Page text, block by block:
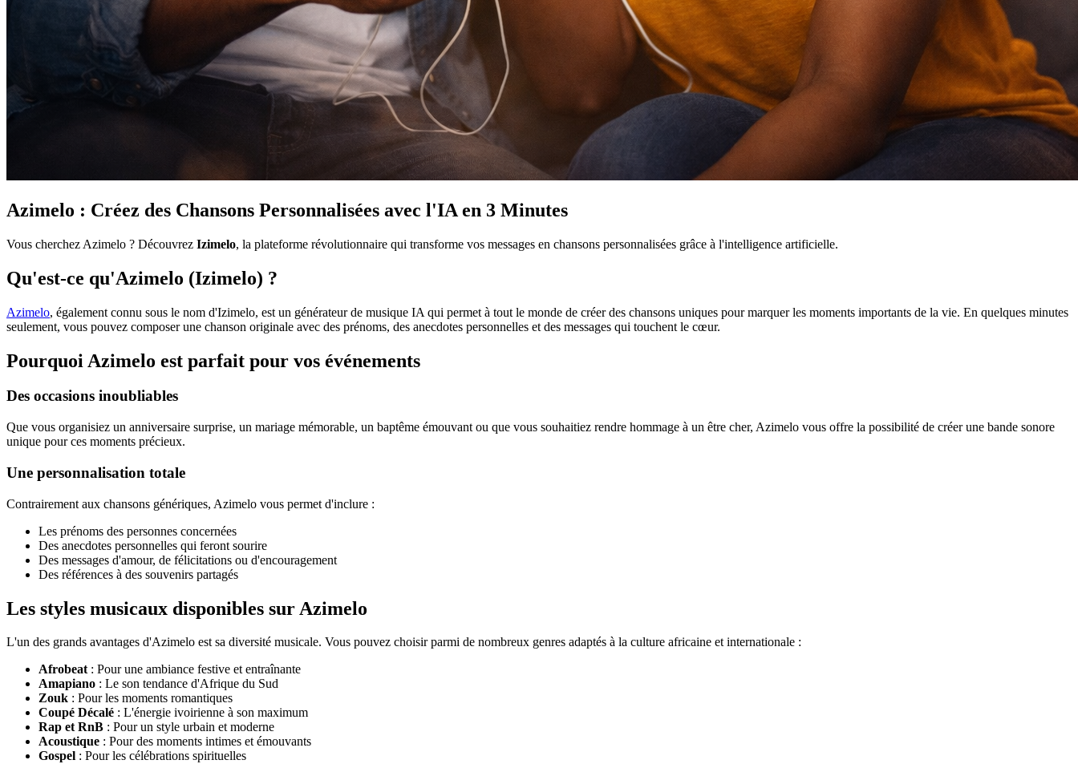
Azimelo : Créez des Chansons Personnalisées avec l'IA en 3 Minutes
Vous cherchez Azimelo ? Découvrez Izimelo, la plateforme révolutionnaire qui transforme vos messages en chansons personnalisées grâce à l'intelligence artificielle.
Qu'est-ce qu'Azimelo (Izimelo) ?
Azimelo, également connu sous le nom d'Izimelo, est un générateur de musique IA qui permet à tout le monde de créer des chansons uniques pour marquer les moments importants de la vie. En quelques minutes
seulement, vous pouvez composer une chanson originale avec des prénoms, des anecdotes personnelles et des messages qui touchent le cœur.
Pourquoi Azimelo est parfait pour vos événements
Des occasions inoubliables
Que vous organisiez un anniversaire surprise, un mariage mémorable, un baptême émouvant ou que vous souhaitiez rendre hommage à un être cher, Azimelo vous offre la possibilité de créer une bande sonore
unique pour ces moments précieux.
Une personnalisation totale
Contrairement aux chansons génériques, Azimelo vous permet d'inclure :
Les prénoms des personnes concernées
Des anecdotes personnelles qui feront sourire
Des messages d'amour, de félicitations ou d'encouragement
Des références à des souvenirs partagés
Les styles musicaux disponibles sur Azimelo
L'un des grands avantages d'Azimelo est sa diversité musicale. Vous pouvez choisir parmi de nombreux genres adaptés à la culture africaine et internationale :
Afrobeat: Pour une ambiance festive et entraînante
Amapiano : Le son tendance d'Afrique du Sud
Zouk : Pour les moments romantiques
Coupé Décalé : L'énergie ivoirienne à son maximum
Rap et RnB : Pour un style urbain et moderne
Acoustique : Pour des moments intimes et émouvants
Gospel : Pour les célébrations spirituelles